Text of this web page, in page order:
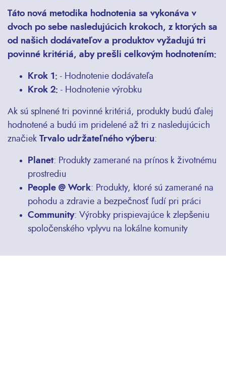
Táto nová metodika hodnotenia sa vykonáva v
dvoch po sebe nasledujúcich krokoch, z ktorých sa
od našich dodávateľov a produktov vyžadujú tri
povinné kritériá, aby prešli celkovým hodnotením:
Krok 1: - Hodnotenie dodávateľa
Krok 2: - Hodnotenie výrobku
Ak sú splnené tri povinné kritériá, produkty budú ďalej
hodnotené a budú im pridelené až tri z nasledujúcich
značiek Trvalo udržateľného výberu:
Planet: Produkty zamerané na prínos k životnému
prostrediu
People @ Work: Produkty, ktoré sú zamerané na
pohodu a zdravie a bezpečnosť ľudí pri práci
Community: Výrobky prispievajúce k zlepšeniu
spoločenského vplyvu na lokálne komunity